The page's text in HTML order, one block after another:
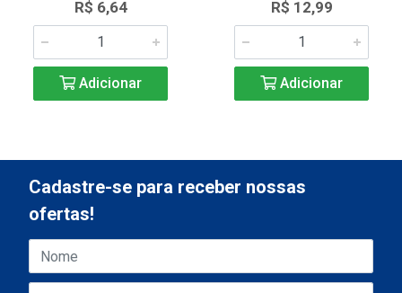
R$ 6,64
Adicionar
R$ 12,99
Adicionar
Cadastre-se para receber nossas
ofertas!